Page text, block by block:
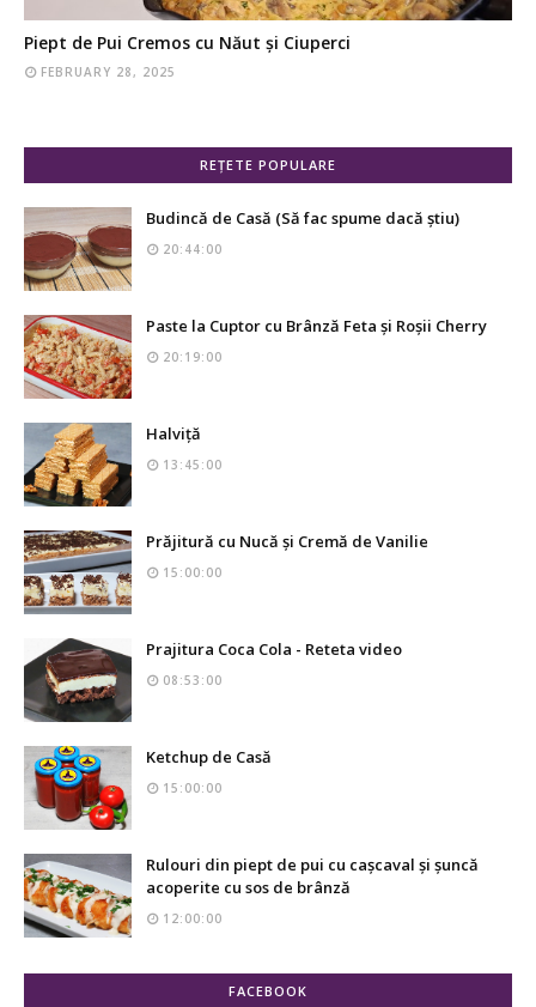
Piept de Pui Cremos cu Năut și Ciuperci
FEBRUARY 28, 2025
REȚETE POPULARE
Budincă de Casă (Să fac spume dacă știu)
20:44:00
Paste la Cuptor cu Brânză Feta și Roșii Cherry
20:19:00
Halviță
13:45:00
Prăjitură cu Nucă și Cremă de Vanilie
15:00:00
Prajitura Coca Cola - Reteta video
08:53:00
Ketchup de Casă
15:00:00
Rulouri din piept de pui cu cașcaval și șuncă
acoperite cu sos de brânză
12:00:00
FACEBOOK